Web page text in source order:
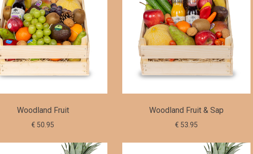
Woodland Fruit
€ 50.95
Woodland Fruit & Sap
€ 53.95